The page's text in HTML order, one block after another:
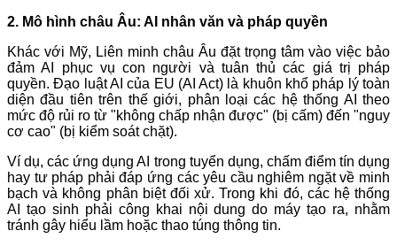
2. Mô hình châu Âu: AI nhân văn và pháp quyền
Khác với Mỹ, Liên minh châu Âu đặt trọng tâm vào việc bảo
đảm AI phục vụ con người và tuân thủ các giá trị pháp
quyền. Đạo luật AI của EU (AI Act) là khuôn khổ pháp lý toàn
diện đầu tiên trên thế giới, phân loại các hệ thống AI theo
mức độ rủi ro từ "không chấp nhận được" (bị cấm) đến "nguy
cơ cao" (bị kiểm soát chặt).
Ví dụ, các ứng dụng AI trong tuyển dụng, chấm điểm tín dụng
hay tư pháp phải đáp ứng các yêu cầu nghiêm ngặt về minh
bạch và không phân biệt đối xử. Trong khi đó, các hệ thống
AI tạo sinh phải công khai nội dung do máy tạo ra, nhằm
tránh gây hiểu lầm hoặc thao túng thông tin.